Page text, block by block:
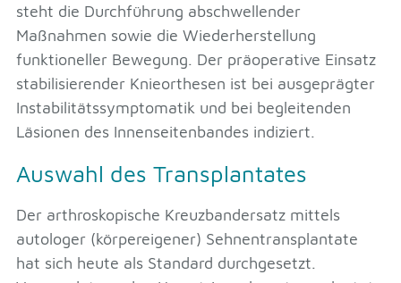
steht die Durchführung abschwellender
Maßnahmen sowie die Wiederherstellung
funktioneller Bewegung. Der präoperative Einsatz
stabilisierender Knieorthesen ist bei ausgeprägter
Instabilitätssymptomatik und bei begleitenden
Läsionen des Innenseitenbandes indiziert.
Auswahl des Transplantates
Der arthroskopische Kreuzbandersatz mittels
autologer (körpereigener) Sehnentransplantate
hat sich heute als Standard durchgesetzt.